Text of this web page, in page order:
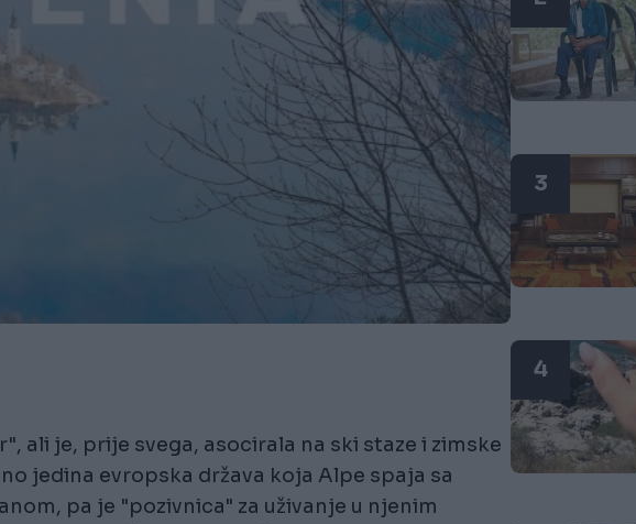
ali je, prije svega, asocirala na ski staze i zimske
jedina evropska država koja Alpe spaja sa
pa je "pozivnica" za uživanje u njenim
3
4